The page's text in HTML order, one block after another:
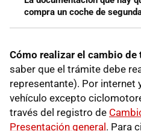
compra un coche de
Cómo realizar el cambio
saber que el trámite debe
representante). Por internet
vehículo excepto
través del registro de
Presentación general. Para